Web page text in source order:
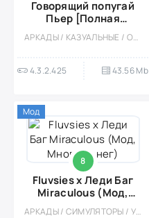
Говорящий попугай
Пьер [Полная
версия]
АРКАДЫ / КАЗУАЛЬНЫЕ / ОДНОПОЛЬЗОВАТЕЛЬСКИЕ / ВЕСЁЛАЯ / ДЛЯ ДЕТЕЙ / ОФЛАЙН / РАЗВЛЕЧЕНИЯ / УХОД
4.3.2.425 43.56 Mb
8
Fluvsies x Леди Баг
Miraculous (Мод,
Много денег)
АРКАДЫ / СИМУЛЯТОРЫ / УХОД / ПИТОМЦЫ / КАЗУАЛЬНЫЕ / ОДНОПОЛЬЗОВАТЕЛЬСКИЕ / СТИЛИЗАЦИЯ / ПО МУЛЬТФИЛЬМАМ / ОФЛАЙН / МОД / ВСТРОЕННЫЙ КЕШ / ДЛЯ ДЕТЕЙ / ДЕВОЧКАМ / МАЛЕНЬКАЯ / МИЛАЯ
Мод